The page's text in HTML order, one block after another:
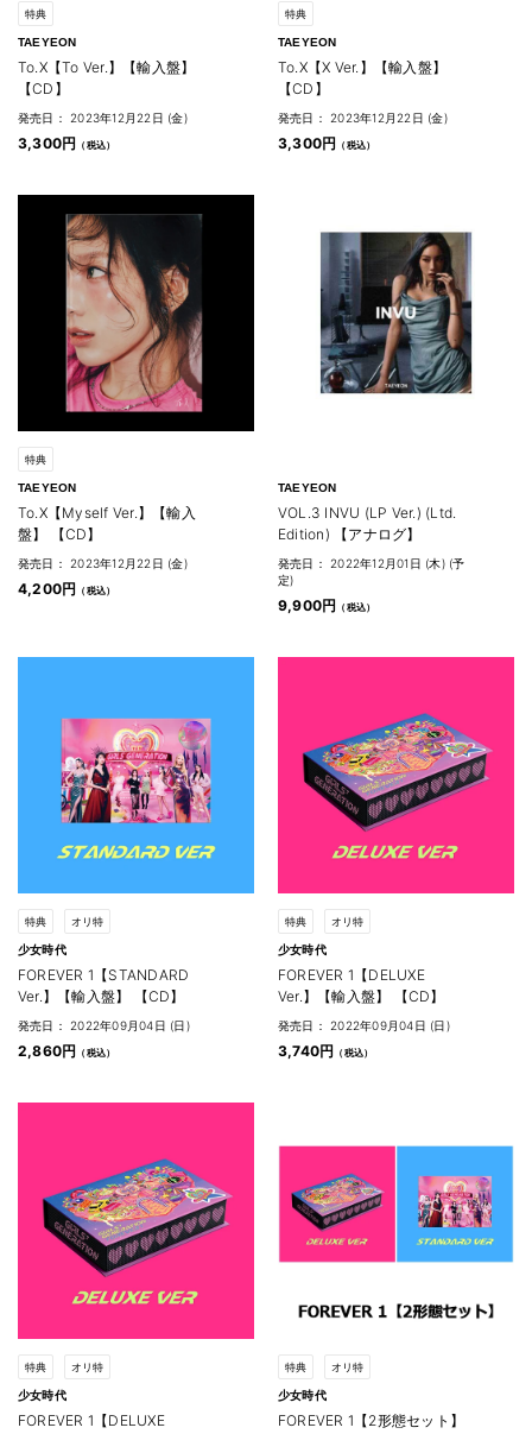
特典
TAEYEON
To.X【To Ver.】【輸入盤】
【CD】
発売日： 2023年12月22日 (金)
3,300円
特典
TAEYEON
To.X【X Ver.】【輸入盤】
【CD】
発売日： 2023年12月22日 (金)
3,300円
特典
TAEYEON
To.X【Myself Ver.】【輸入
盤】 【CD】
発売日： 2023年12月22日 (金)
4,200円
TAEYEON
VOL.3 INVU (LP Ver.) (Ltd.
Edition) 【アナログ】
発売日： 2022年12月01日 (木) (予
定)
9,900円
特典 オリ特
少女時代
FOREVER 1【STANDARD
Ver.】【輸入盤】 【CD】
発売日： 2022年09月04日 (日)
2,860円
特典 オリ特
少女時代
FOREVER 1【DELUXE
Ver.】【輸入盤】 【CD】
発売日： 2022年09月04日 (日)
3,740円
特典 オリ特
少女時代
FOREVER 1【DELUXE
特典 オリ特
少女時代
FOREVER 1【2形態セット】